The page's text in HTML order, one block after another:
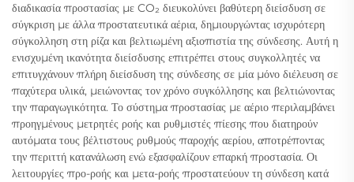
διαδικασία προστασίας με CO₂ διευκολύνει βαθύτερη διείσδυση σε
σύγκριση με άλλα προστατευτικά αέρια, δημιουργώντας ισχυρότερη
σύγκολληση στη ρίζα και βελτιωμένη αξιοπιστία της σύνδεσης. Αυτή η
ενισχυμένη ικανότητα διείσδυσης επιτρέπει στους συγκολλητές να
επιτυγχάνουν πλήρη διείσδυση της σύνδεσης σε μία μόνο διέλευση σε
παχύτερα υλικά, μειώνοντας τον χρόνο συγκόλλησης και βελτιώνοντας
την παραγωγικότητα. Το σύστημα προστασίας με αέριο περιλαμβάνει
προηγμένους μετρητές ροής και ρυθμιστές πίεσης που διατηρούν
αυτόματα τους βέλτιστους ρυθμούς παροχής αερίου, αποτρέποντας
την περιττή κατανάλωση ενώ εξασφαλίζουν επαρκή προστασία. Οι
λειτουργίες προ-ροής και μετα-ροής προστατεύουν τη σύνδεση κατά